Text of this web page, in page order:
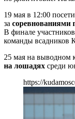
19 мая в 12:00
за соревнованиями
В финале
команды всадников
25 мая на выводном
на лошадях среди
https://